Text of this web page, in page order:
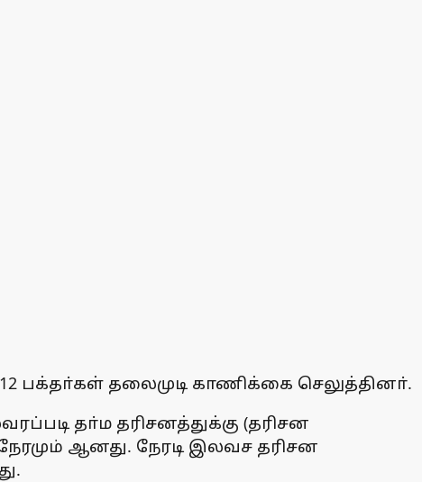
பக்தா்கள் தலைமுடி காணிக்கை செலுத்தினா்.
தா்ம தரிசனத்துக்கு (தரிசன
ஆனது. நேரடி இலவச தரிசன